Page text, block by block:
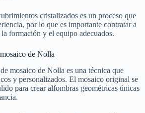
cristalizados es un proceso que
por lo que es importante contratar a
formación y el equipo adecuados.
de Nolla
mosaico de Nolla es una técnica que
y personalizados. El mosaico original se
para crear alfombras geométricas únicas